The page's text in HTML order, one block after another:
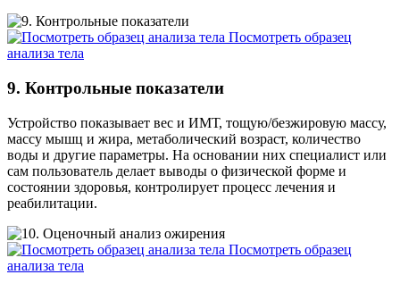
Посмотреть образец
анализа тела
9. Контрольные показатели
Устройство показывает вес и ИМТ, тощую/безжировую массу,
массу мышц и жира, метаболический возраст, количество
воды и другие параметры. На основании них специалист или
сам пользователь делает выводы о физической форме и
состоянии здоровья, контролирует процесс лечения и
реабилитации.
Посмотреть образец
анализа тела